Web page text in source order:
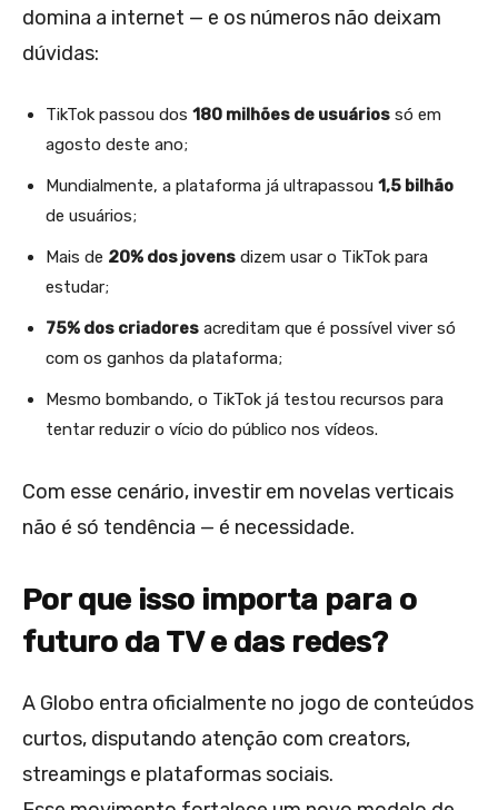
domina a internet — e os números não deixam
dúvidas:
TikTok passou dos 180 milhões de usuários só em
agosto deste ano;
Mundialmente, a plataforma já ultrapassou 1,5 bilhão
de usuários;
Mais de 20% dos jovens dizem usar o TikTok para
estudar;
75% dos criadores acreditam que é possível viver só
com os ganhos da plataforma;
Mesmo bombando, o TikTok já testou recursos para
tentar reduzir o vício do público nos vídeos.
Com esse cenário, investir em novelas verticais
não é só tendência — é necessidade.
Por que isso importa para o
futuro da TV e das redes?
A Globo entra oficialmente no jogo de conteúdos
curtos, disputando atenção com creators,
streamings e plataformas sociais.